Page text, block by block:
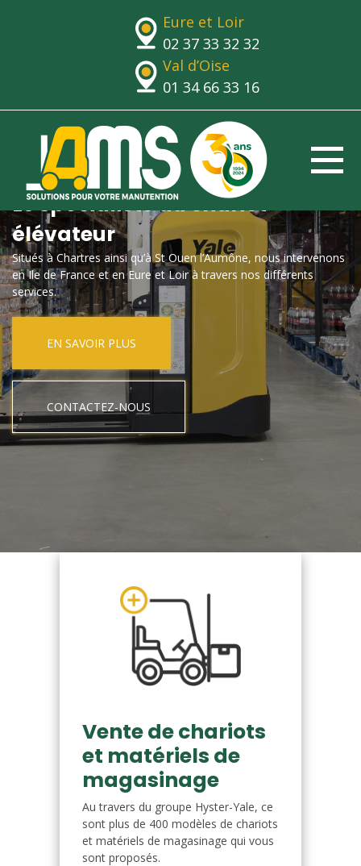
Eure et Loir
02 37 33 32 32
Val d’Oise
01 34 66 33 16
Le spécialiste du chariot
élévateur
Situés à Chartres ainsi qu’à St Ouen l’Aumône, nous intervenons
en Ile de France et en Eure et Loir à travers nos différents
services.
EN SAVOIR PLUS
CONTACTEZ-NOUS
Vente de chariots
et matériels de
magasinage
Au travers du groupe Hyster-Yale, ce
sont plus de 400 modèles de chariots
et matériels de magasinage qui vous
sont proposés.